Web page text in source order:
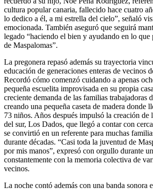
cultura popular canaria, fallecido hace cuatro
lo dedico a él, a mi estrella del cielo”, señaló
emocionada. También aseguró que seguirá
legado “haciendo el bien y ayudando en lo que
de Maspalomas”.
La pregonera repasó además su trayectoria
educación de generaciones enteras de vecinos
Recordó cómo comenzó cuidando a apenas
pequeña escuelita improvisada en su propia
creciente demanda de las familias trabajadoras
creando una pequeña caseta de madera donde
73 niños. Años después impulsó la creación de
del sur, Los Dados, que llegó a contar con
se convirtió en un referente para muchas
durante décadas. “Casi toda la juventud de
por mis manos”, expresó con orgullo durante
constantemente con la memoria colectiva de
vecinos.
La noche contó además con una banda sonora